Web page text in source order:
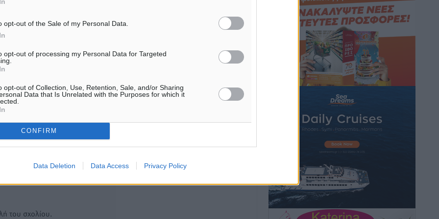
opt-out of the Sale of my Personal Data.
opt-out of processing my Personal Data for Targeted
opt-out of Collection, Use, Retention, Sale, and/or Sharing
Data that Is Unrelated with the Purposes for which it
CONFIRM
Data Deletion Data Access Privacy Policy
Περιφέρειες για μέτρα
· 18:19
οι γείτονες προτιμούν την Ελλάδα
Η Δημοκρατική δεν υιοθετεί
όποια σχόλια θεωρούμε
Χρήστες που δεν τηρούν
του σχολίου.
Για την μερική αναπαραγωγή της
Τοπικές Ειδήσεις πριν 4 ώρες
Iατρικός Σύλλογος Ροδου προς Α.
Γεωργιάδη: Στρατηγικές Προτάσεις για
την Ενίσχυση της Δημόσιας Υγείας στη
Νησιωτική Ελλάδα και στα
Νοσοκομεία της Γ΄ Ζώνης
πριν 4 ώρες
Πάνθηρες: Ξεκίνησαν αισιόδοξοι για
την παρθενική “πτήση” τους
πριν 4 ώρες
Άρης Αρχαγγέλου: Στο πλευρό του
άτυχου Ιάκωβου Θωμά
Αθλητικά• πριν 4 ώρες